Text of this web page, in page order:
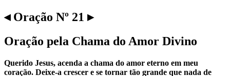
◂ Oração Nº 21 ▸
Oração pela Chama do Amor Divino
Querido Jesus, acenda a chama do amor eterno em meu
coração. Deixe-a crescer e se tornar tão grande que nada de